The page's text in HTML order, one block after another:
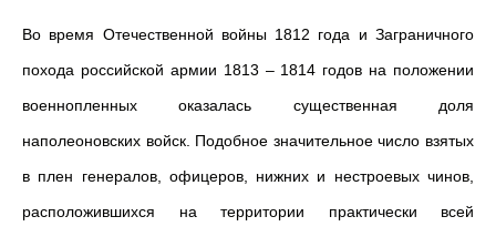
Во время Отечественной войны 1812 года и Заграничного
похода российской армии 1813 – 1814 годов на положении
военнопленных оказалась существенная доля
наполеоновских войск. Подобное значительное число взятых
в плен генералов, офицеров, нижних и нестроевых чинов,
расположившихся на территории практически всей